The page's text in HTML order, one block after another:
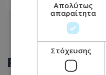
ΡΟΗ ΕΙΔΗΣΕΩΝ
Απολύτως
απαραίτητα
Στόχευσης